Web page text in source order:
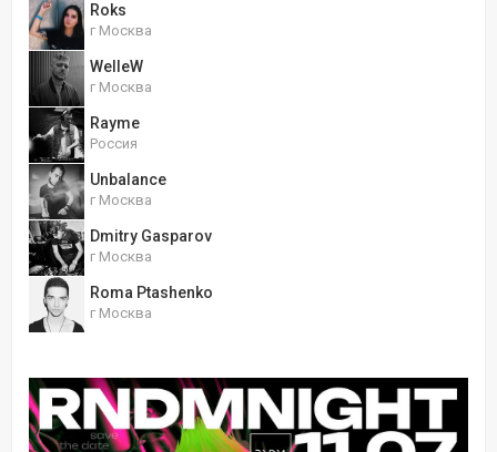
Roks
г Москва
WelleW
г Москва
Rayme
Россия
Unbalance
г Москва
Dmitry Gasparov
г Москва
Roma Ptashenko
г Москва